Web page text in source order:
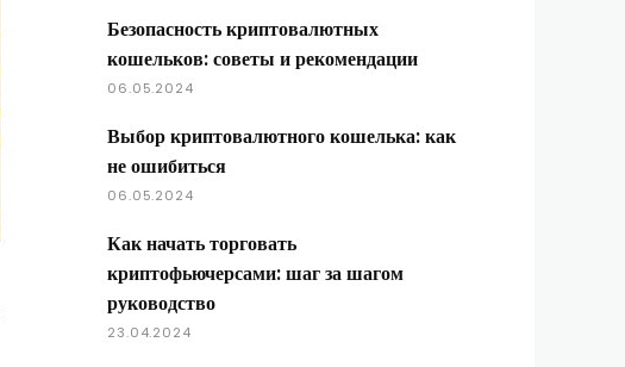
Безопасность криптовалютных
кошельков: советы и рекомендации
06.05.2024
Выбор криптовалютного кошелька: как
не ошибиться
06.05.2024
Как начать торговать
криптофьючерсами: шаг за шагом
руководство
23.04.2024